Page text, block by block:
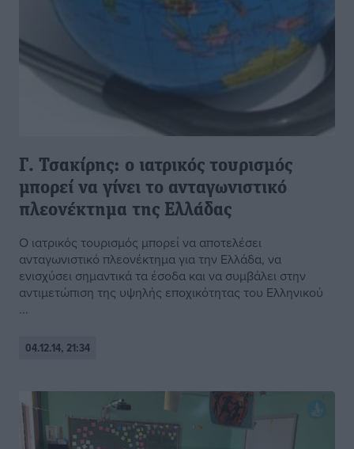
Γ. Τσακίρης: ο ιατρικός τουρισμός
μπορεί να γίνει το ανταγωνιστικό
πλεονέκτημα της Ελλάδας
O ιατρικός τουρισμός μπορεί να αποτελέσει
ανταγωνιστικό πλεονέκτημα για την Ελλάδα, να
ενισχύσει σημαντικά τα έσοδα και να συμβάλει στην
αντιμετώπιση της υψηλής εποχικότητας του Ελληνικού
...
04.12.14, 21:34